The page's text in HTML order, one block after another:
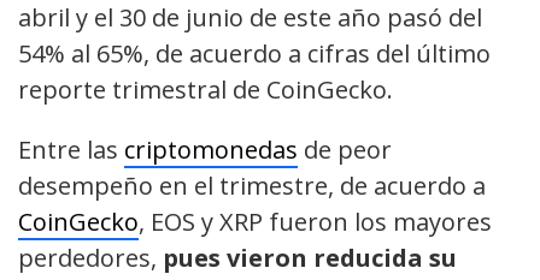
abril y el 30 de junio de este año pasó del
54% al 65%, de acuerdo a cifras del último
reporte trimestral de CoinGecko.
Entre las criptomonedas de peor
desempeño en el trimestre, de acuerdo a
CoinGecko, EOS y XRP fueron los mayores
perdedores, pues vieron reducida su